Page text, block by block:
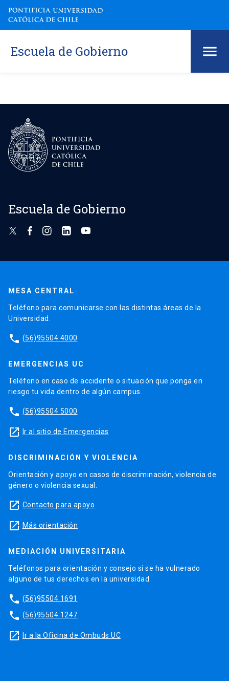
Escuela de Gobierno
Escuela de Gobierno
MESA CENTRAL
Teléfono para comunicarse con las distintas áreas de la
Universidad.
phone (56)95504 4000
EMERGENCIAS UC
Teléfono en caso de accidente o situación que ponga en
riesgo tu vida dentro de algún campus.
phone (56)95504 5000
launch Ir al sitio de Emergencias
DISCRIMINACIÓN Y VIOLENCIA
Orientación y apoyo en casos de discriminación, violencia de
género o violencia sexual.
launch Contacto para apoyo
launch Más orientación
MEDIACIÓN UNIVERSITARIA
Teléfonos para orientación y consejo si se ha vulnerado
alguno de tus derechos en la universidad.
phone (56)95504 1691
phone (56)95504 1247
launch Ir a la Oficina de Ombuds UC